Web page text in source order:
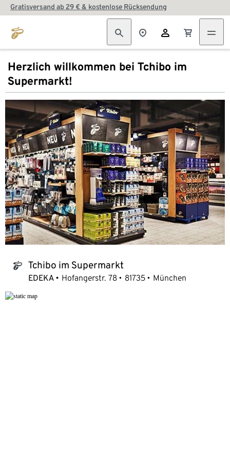
Gratisversand ab 29 € & kostenlose Rücksendung
Herzlich willkommen bei Tchibo im
Supermarkt!
tchibo_logo Tchibo im Supermarkt
EDEKA Hofangerstr. 78 81735 München